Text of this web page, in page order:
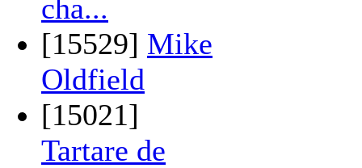
cha...
[15529] Mike
Oldfield
[15021]
Tartare de